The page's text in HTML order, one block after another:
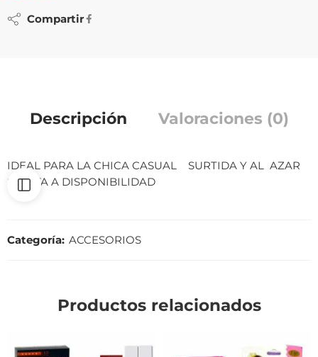
Compartir
Descripción Valoraciones (0)
IDEAL PARA LA CHICA CASUAL SURTIDA Y AL AZAR
SUJETA A DISPONIBILIDAD
Categoría: ACCESORIOS
Productos relacionados